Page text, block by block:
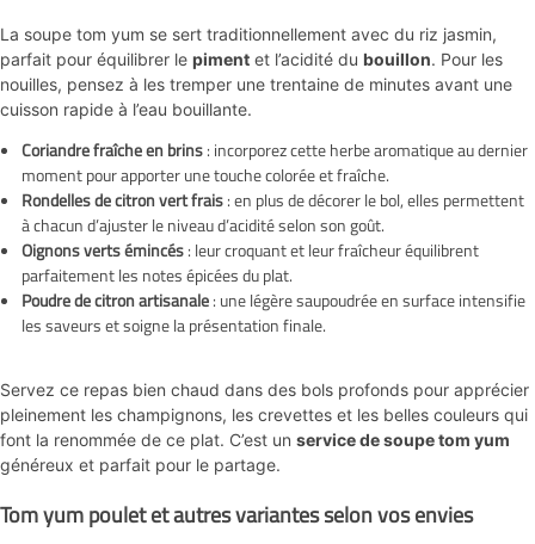
La soupe tom yum se sert traditionnellement avec du riz jasmin,
parfait pour équilibrer le piment et l’acidité du bouillon. Pour les
nouilles, pensez à les tremper une trentaine de minutes avant une
cuisson rapide à l’eau bouillante.
Coriandre fraîche en brins: incorporez cette herbe aromatique au dernier
moment pour apporter une touche colorée et fraîche.
Rondelles de citron vert frais: en plus de décorer le bol, elles permettent
à chacun d’ajuster le niveau d’acidité selon son goût.
Oignons verts émincés: leur croquant et leur fraîcheur équilibrent
parfaitement les notes épicées du plat.
Poudre de citron artisanale: une légère saupoudrée en surface intensifie
les saveurs et soigne la présentation finale.
Servez ce repas bien chaud dans des bols profonds pour apprécier
pleinement les champignons, les crevettes et les belles couleurs qui
font la renommée de ce plat. C’est un service de soupe tom yum
généreux et parfait pour le partage.
Tom yum poulet et autres variantes selon vos envies